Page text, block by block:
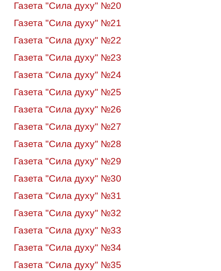
Газета "Сила духу" №20
Газета "Сила духу" №21
Газета "Сила духу" №22
Газета "Сила духу" №23
Газета "Сила духу" №24
Газета "Сила духу" №25
Газета "Сила духу" №26
Газета "Сила духу" №27
Газета "Сила духу" №28
Газета "Сила духу" №29
Газета "Сила духу" №30
Газета "Сила духу" №31
Газета "Сила духу" №32
Газета "Сила духу" №33
Газета "Сила духу" №34
Газета "Сила духу" №35